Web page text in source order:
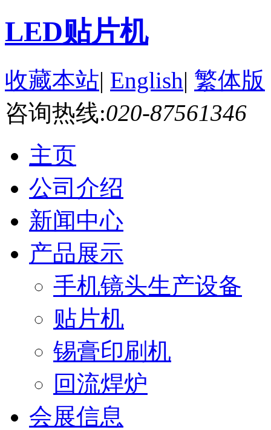
LED贴片机
收藏本站| English| 繁体版
咨询热线:020-87561346
主页
公司介绍
新闻中心
产品展示
手机镜头生产设备
贴片机
锡膏印刷机
回流焊炉
会展信息